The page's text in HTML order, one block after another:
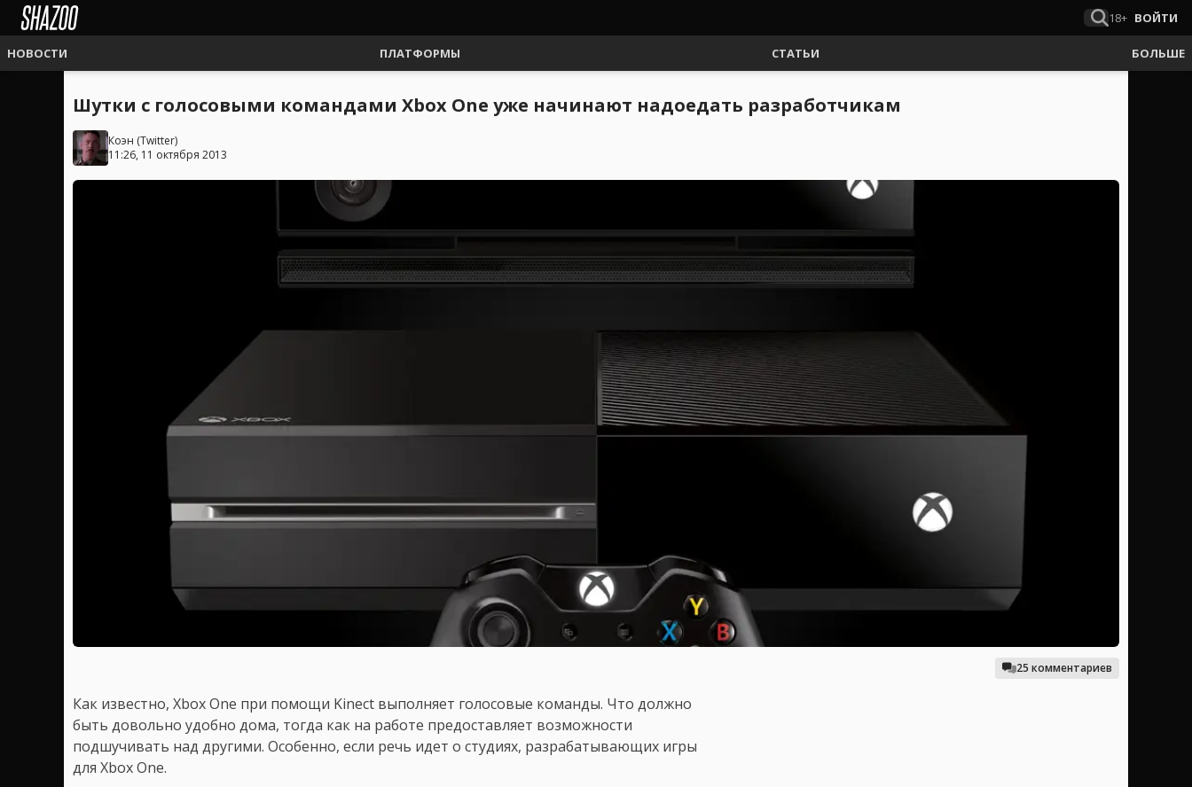
18+ ВОЙТИ
НОВОСТИ ПЛАТФОРМЫ СТАТЬИ БОЛЬШЕ
Шутки с голосовыми командами Xbox One уже начинают надоедать разработчикам
Коэн (Twitter)
11:26, 11 октября 2013
25 комментариев
Как известно, Xbox One при помощи Kinect выполняет голосовые команды. Что должно
быть довольно удобно дома, тогда как на работе предоставляет возможности
подшучивать над другими. Особенно, если речь идет о студиях, разрабатывающих игры
для Xbox One.